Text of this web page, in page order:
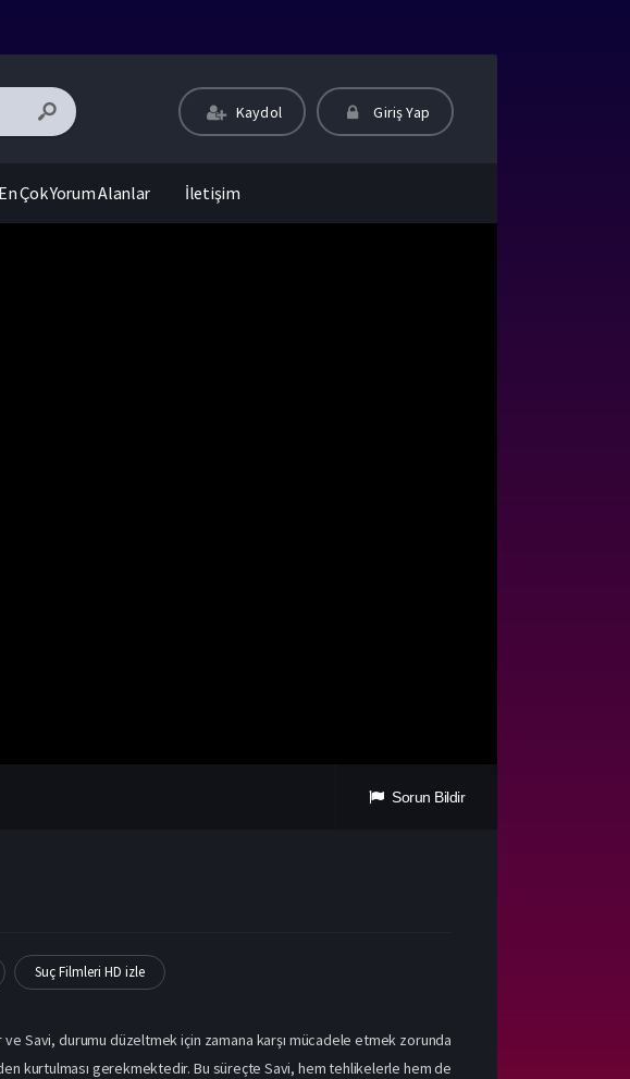
Kaydol Giriş Yap
En Çok Yorum Alanlar İletişim
Sorun Bildir
Suç Filmleri HD izle
Savi, durumu düzeltmek için zamana karşı mücadele etmek zorunda
kurtulması gerekmektedir. Bu süreçte Savi, hem tehlikelerle hem de